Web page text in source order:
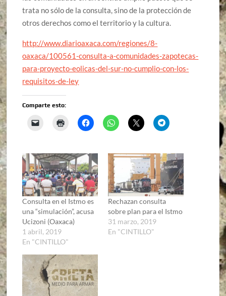
trata no sólo de la consulta, sino de la protección de
otros derechos como el territorio y la cultura.
http://www.diarioaxaca.com/regiones/8-
oaxaca/100561-consulta-a-comunidades-zapotecas-
para-proyecto-eolicas-del-sur-no-cumplio-con-los-
requisitos-de-ley
Comparte esto:
Consulta en el Istmo es
una “simulación”, acusa
Ucizoni (Oaxaca)
1 abril, 2019
En "CINTILLO"
Rechazan consulta
sobre plan para el Istmo
31 marzo, 2019
En "CINTILLO"